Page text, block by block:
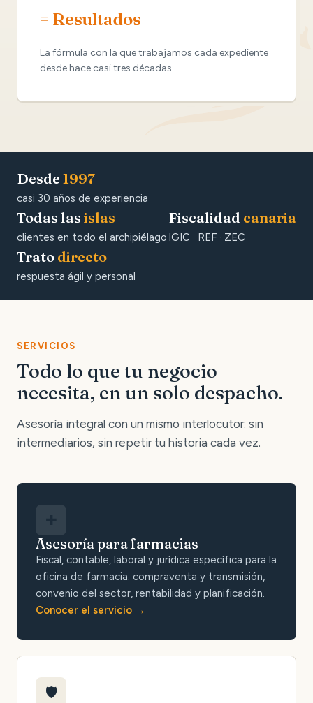
= Resultados
La fórmula con la que trabajamos cada expediente
desde hace casi tres décadas.
Desde 1997
casi 30 años de experiencia
Todas las islas
clientes en todo el archipiélago
Fiscalidad canaria
IGIC · REF · ZEC
Trato directo
respuesta ágil y personal
SERVICIOS
Todo lo que tu negocio
necesita, en un solo despacho.
Asesoría integral con un mismo interlocutor: sin
intermediarios, sin repetir tu historia cada vez.
Asesoría para farmacias
Fiscal, contable, laboral y jurídica específica para la
oficina de farmacia: compraventa y transmisión,
convenio del sector, rentabilidad y planificación.
Conocer el servicio
🛡️